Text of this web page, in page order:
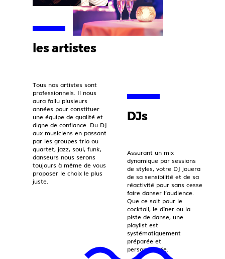
les artistes
Tous nos artistes sont
professionnels. Il nous
aura fallu plusieurs
années pour constituer
une équipe de qualité et
digne de confiance. Du DJ
aux musiciens en passant
par les groupes trio ou
quartet, jazz, soul, funk,
danseurs nous serons
toujours à même de vous
proposer le choix le plus
juste.
DJs
Assurant un mix
dynamique par sessions
de styles, votre DJ jouera
de sa sensibilité et de sa
réactivité pour sans cesse
faire danser l’audience.
Que ce soit pour le
cocktail, le dîner ou la
piste de danse, une
playlist est
systématiquement
préparée et
personnalisée.